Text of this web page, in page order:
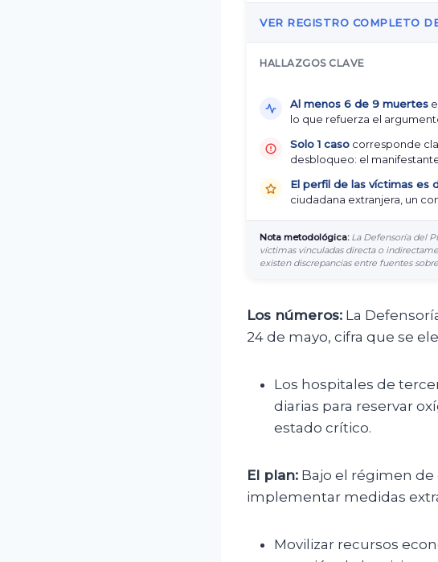
VER REGISTRO COMPLETO
HALLAZGOS CLAVE
Al menos 6 de 9 muertes
lo que refuerza el
Solo 1 caso corresponde
desbloqueo: el
El perfil de las víctimas es
ciudadana extranjera, un
Nota metodológica:La Defensoría del
víctimas vinculadas directa o
existen discrepancias entre fuentes
Los números: La
24 de mayo, cifra que se
Los hospitales de
diarias para reservar
estado crítico.
El plan: Bajo el régimen
implementar medidas
Movilizar recursos